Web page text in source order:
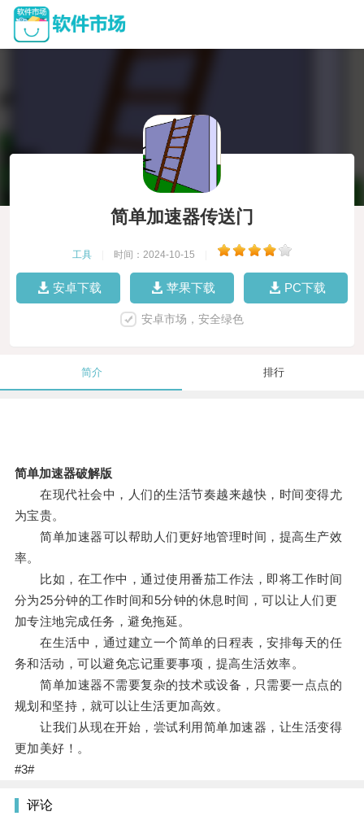
简单加速器传送门
工具 时间：2024-10-15
安卓下载 苹果下载 PC下载
安卓市场，安全绿色
简介 排行
简单加速器破解版
在现代社会中，人们的生活节奏越来越快，时间变得尤
为宝贵。
简单加速器可以帮助人们更好地管理时间，提高生产效
率。
比如，在工作中，通过使用番茄工作法，即将工作时间
分为25分钟的工作时间和5分钟的休息时间，可以让人们更
加专注地完成任务，避免拖延。
在生活中，通过建立一个简单的日程表，安排每天的任
务和活动，可以避免忘记重要事项，提高生活效率。
简单加速器不需要复杂的技术或设备，只需要一点点的
规划和坚持，就可以让生活更加高效。
让我们从现在开始，尝试利用简单加速器，让生活变得
更加美好！。
#3#
评论